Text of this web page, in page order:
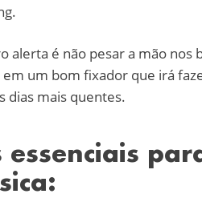
alerta é não pesar a mão nos
um bom fixador que irá
dias mais quentes.
essenciais